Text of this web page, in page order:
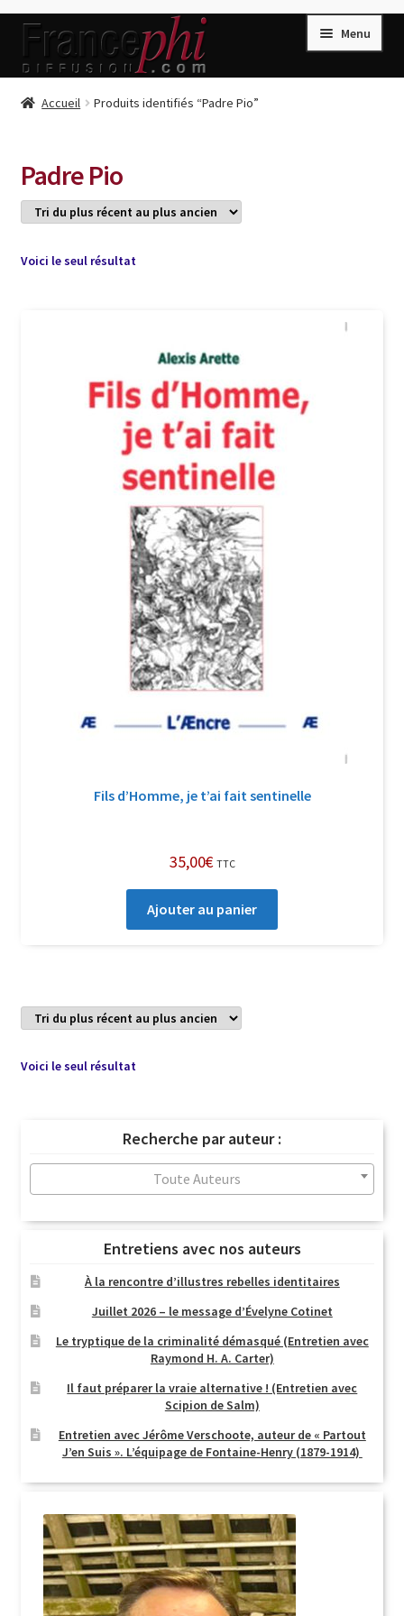
Aller
la
Aller
contenu
Menu
Accueil
Conditions de Vente
Connection
Livres de Peter Randa
Livres de Philippe Randa
Login Customizer
Nous Contacter
Politique de confidentialité et cookies
Qui sommes-nous ?
Soutien à Philippe Randa
Suivi de la Commande
Accueil Produits identifiés “Padre Pio”
Padre Pio
Voici le seul résultat
Fils d’Homme, je t’ai fait sentinelle
35,00€ TTC
Ajouter au panier
Voici le seul résultat
Recherche par auteur :
Toute Auteurs
Entretiens avec nos auteurs
À la rencontre d’illustres rebelles identitaires
Juillet 2026 – le message d’Évelyne Cotinet
Le tryptique de la criminalité démasqué (Entretien avec
Raymond H. A. Carter)
Il faut préparer la vraie alternative ! (Entretien avec
Scipion de Salm)
Entretien avec Jérôme Verschoote, auteur de « Partout
J’en Suis ». L’équipage de Fontaine-Henry (1879-1914)